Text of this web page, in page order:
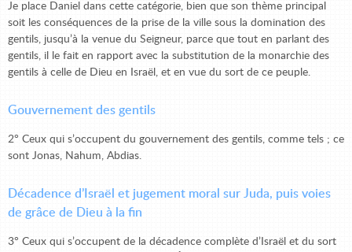
Je place Daniel dans cette catégorie, bien que son thème principal
soit les conséquences de la prise de la ville sous la domination des
gentils, jusqu’à la venue du Seigneur, parce que tout en parlant des
gentils, il le fait en rapport avec la substitution de la monarchie des
gentils à celle de Dieu en Israël, et en vue du sort de ce peuple.
Gouvernement des gentils
2° Ceux qui s’occupent du gouvernement des gentils, comme tels ; ce
sont Jonas, Nahum, Abdias.
Décadence d’Israël et jugement moral sur Juda, puis voies
de grâce de Dieu à la fin
3° Ceux qui s’occupent de la décadence complète d’Israël et du sort